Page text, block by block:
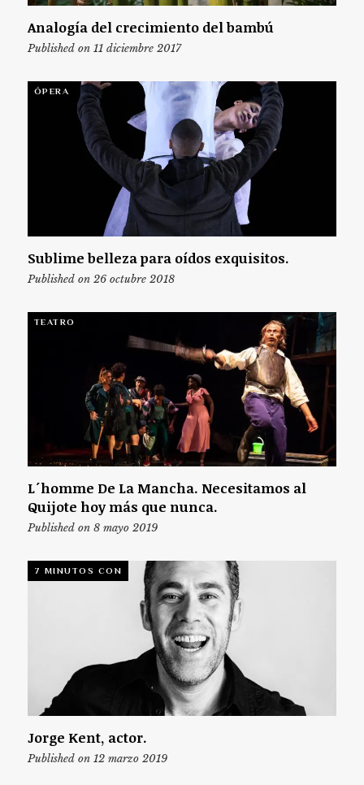
Analogía del crecimiento del bambú
Published on 11 diciembre 2017
ÓPERA
Sublime belleza para oídos exquisitos.
Published on 26 octubre 2018
TEATRO
L´homme De La Mancha. Necesitamos al
Quijote hoy más que nunca.
Published on 8 mayo 2019
7 MINUTOS CON
Jorge Kent, actor.
Published on 12 marzo 2019